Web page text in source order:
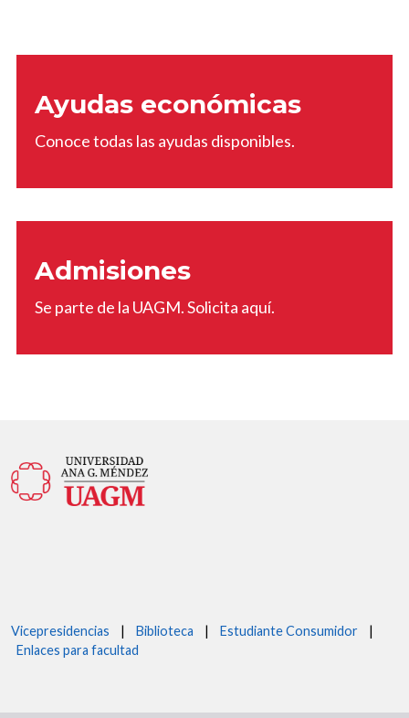
Ayudas económicas
Conoce todas las ayudas disponibles.
Admisiones
Se parte de la UAGM. Solicita aquí.
Vicepresidencias | Biblioteca | Estudiante Consumidor |
Enlaces para facultad